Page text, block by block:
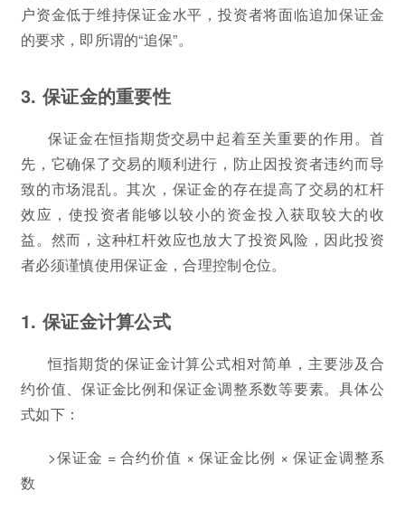
户资金低于维持保证金水平，投资者将面临追加保证金
的要求，即所谓的“追保”。
3. 保证金的重要性
保证金在恒指期货交易中起着至关重要的作用。首
先，它确保了交易的顺利进行，防止因投资者违约而导
致的市场混乱。其次，保证金的存在提高了交易的杠杆
效应，使投资者能够以较小的资金投入获取较大的收
益。然而，这种杠杆效应也放大了投资风险，因此投资
者必须谨慎使用保证金，合理控制仓位。
1. 保证金计算公式
恒指期货的保证金计算公式相对简单，主要涉及合
约价值、保证金比例和保证金调整系数等要素。具体公
式如下：
>保证金 = 合约价值 × 保证金比例 × 保证金调整系
数